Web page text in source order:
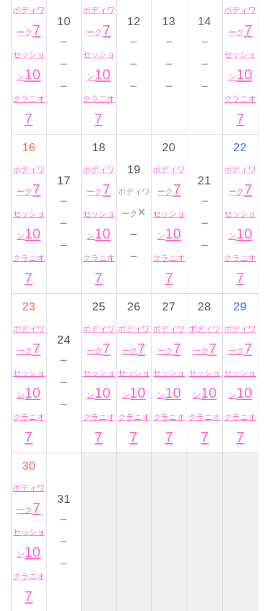
ボディワ
ーク 7
セッショ
ン10
クラニオ
7
10
－
－
－
ボディワ
ーク 7
セッショ
ン10
クラニオ
7
12
－
－
－
13
－
－
－
14
－
－
－
ボディワ
ーク 7
セッショ
ン10
クラニオ
7
16
ボディワ
ーク 7
セッショ
ン10
クラニオ
7
17
－
－
－
18
ボディワ
ーク 7
セッショ
ン10
クラニオ
7
19
ボディワ
ーク ×
－
－
20
ボディワ
ーク 7
セッショ
ン10
クラニオ
7
21
－
－
－
22
ボディワ
ーク 7
セッショ
ン10
クラニオ
7
23
ボディワ
ーク 7
セッショ
ン10
クラニオ
7
24
－
－
－
25
ボディワ
ーク 7
セッショ
ン10
クラニオ
7
26
ボディワ
ーク 7
セッショ
ン10
クラニオ
7
27
ボディワ
ーク 7
セッショ
ン10
クラニオ
7
28
ボディワ
ーク 7
セッショ
ン10
クラニオ
7
29
ボディワ
ーク 7
セッショ
ン10
クラニオ
7
30
ボディワ
ーク 7
セッショ
ン10
クラニオ
7
31
－
－
－